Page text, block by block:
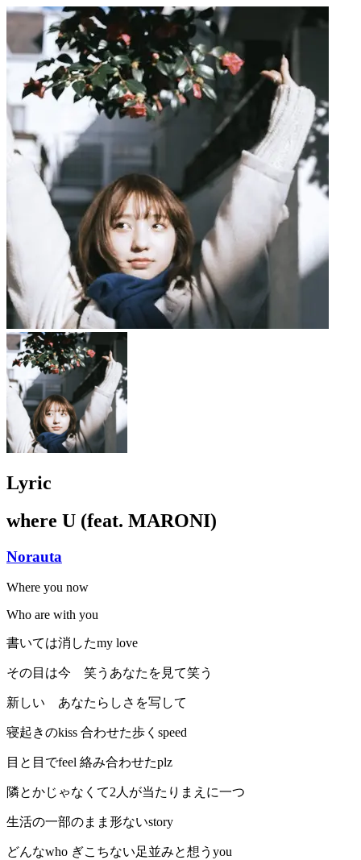
Lyric
where U (feat. MARONI)
Norauta
Where you now
Who are with you
書いては消したmy love
その目は今 笑うあなたを見て笑う
新しい あなたらしさを写して
寝起きのkiss 合わせた歩くspeed
目と目でfeel 絡み合わせたplz
隣とかじゃなくて2人が当たりまえに一つ
生活の一部のまま形ないstory
どんなwho ぎこちない足並みと想うyou